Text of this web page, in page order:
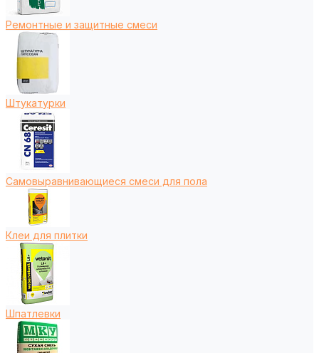
Ремонтные и защитные смеси
Штукатурки
Самовыравнивающиеся смеси для пола
Клеи для плитки
Шпатлевки